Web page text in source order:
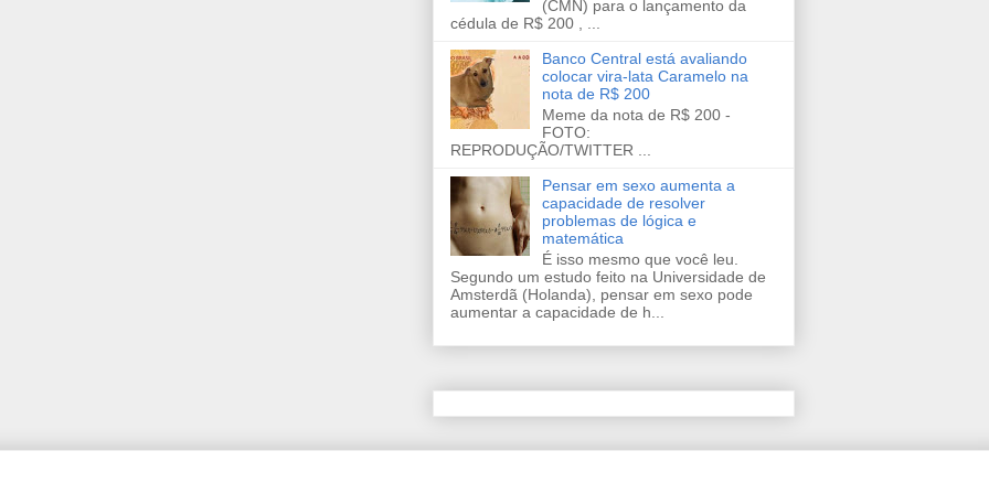
(CMN) para o lançamento da
cédula de R$ 200 , ...
Banco Central está avaliando
colocar vira-lata Caramelo na
nota de R$ 200
Meme da nota de R$ 200 -
FOTO:
REPRODUÇÃO/TWITTER ...
Pensar em sexo aumenta a
capacidade de resolver
problemas de lógica e
matemática
É isso mesmo que você leu.
Segundo um estudo feito na Universidade de
Amsterdã (Holanda), pensar em sexo pode
aumentar a capacidade de h...